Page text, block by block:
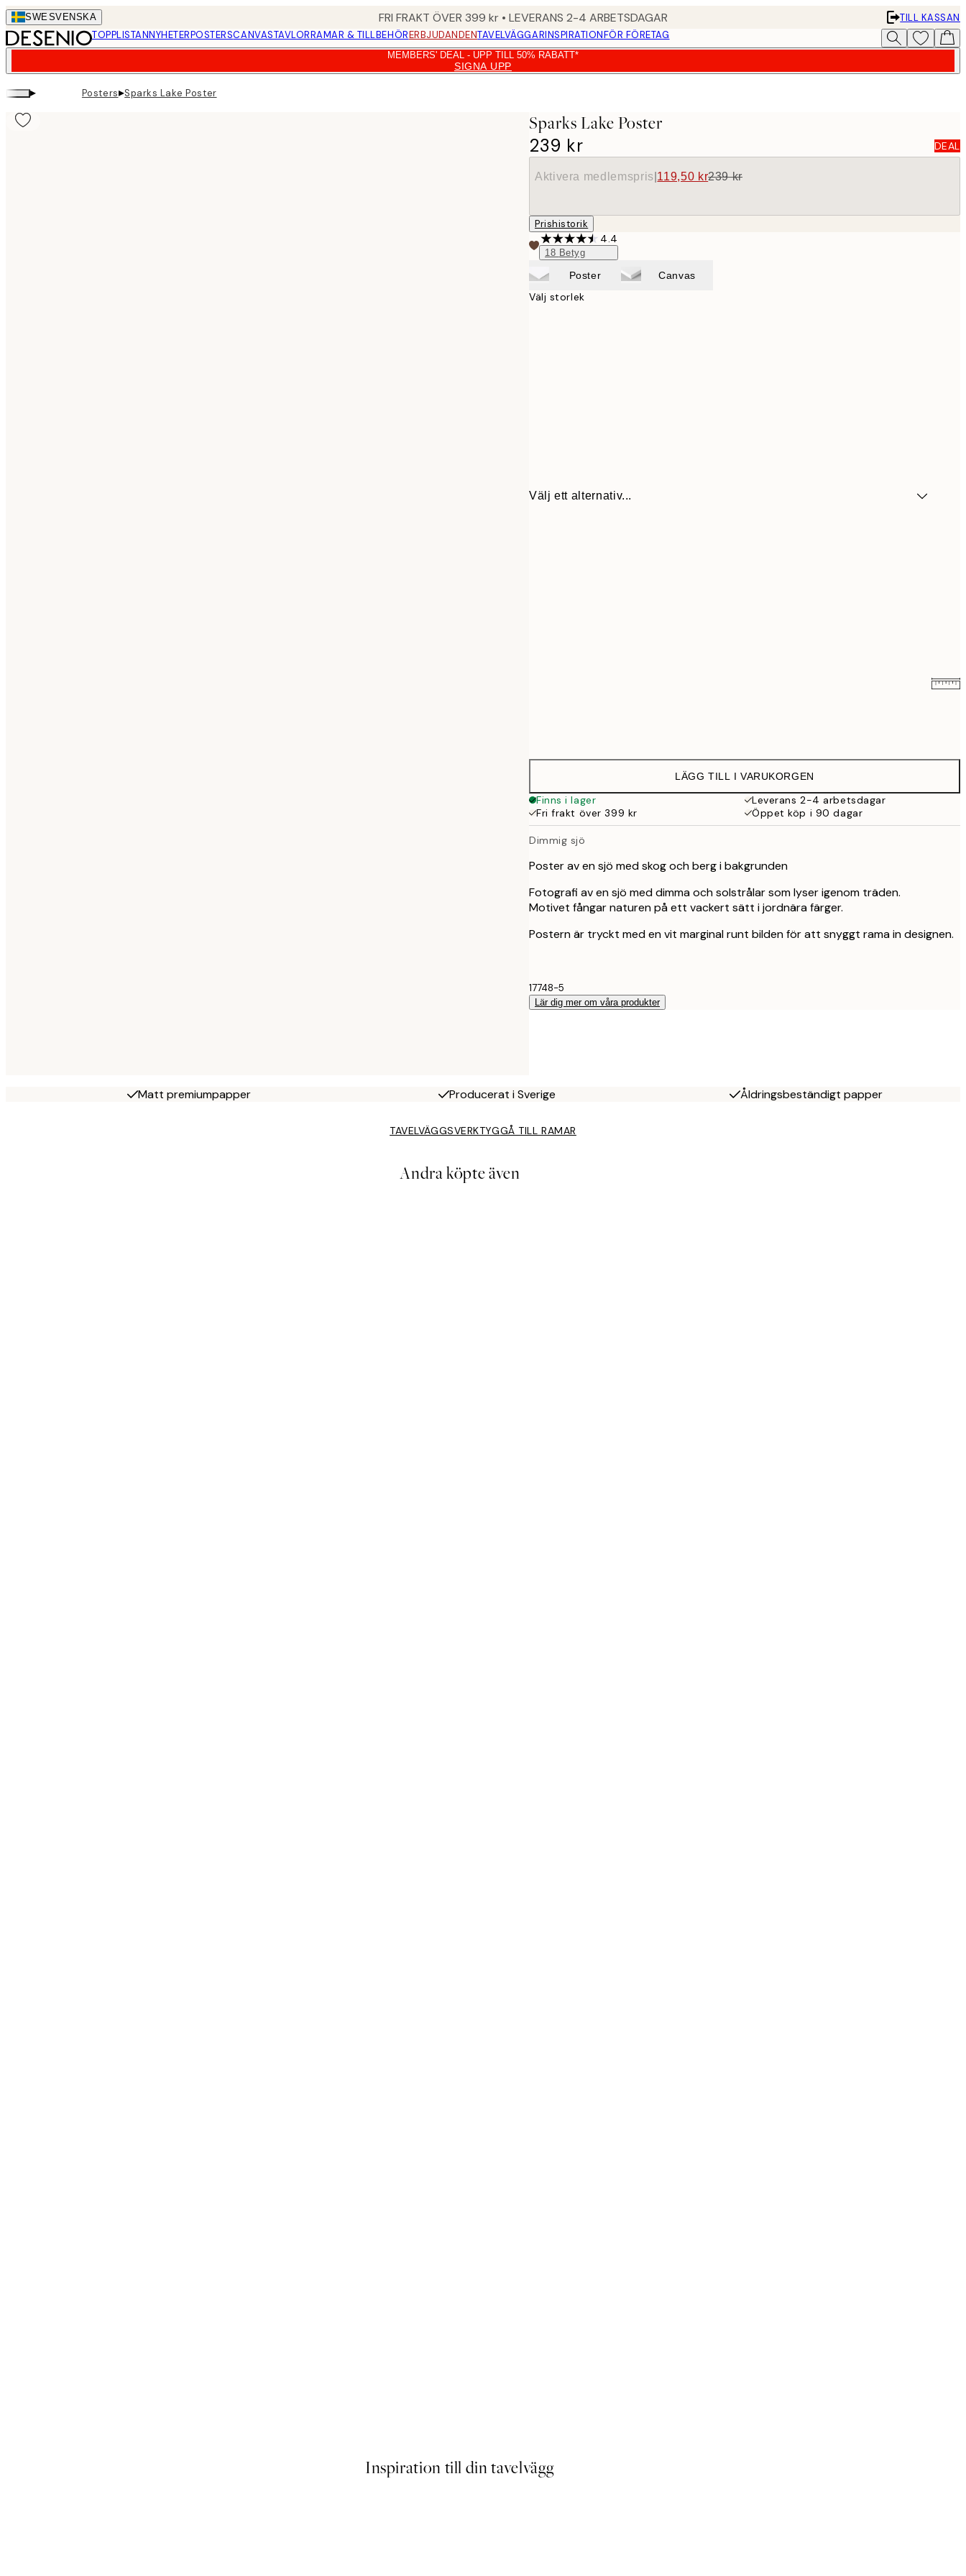
Skip
to
main
SWESVENSKA FRI FRAKT ÖVER 399 kr • LEVERANS 2-4 ARBETSDAGAR
TILL KASSAN
TOPPLISTANNYHETERPOSTERSCANVASTAVLORRAMAR & TILLBEHÖRERBJUDANDENTAVELVÄGGARINSPIRATIONFÖR FÖRETAG
MEMBERS' DEAL - UPP TILL 50% RABATT*
SIGNA UPP
▸ Posters▸Sparks Lake Poster
Sparks Lake Poster
239 kr
DEAL
Aktivera medlemspris 119,50 kr239 kr
Prishistorik
4.4
18 Betyg
Poster Canvas
Välj storlek
Välj ett alternativ...
LÄGG TILL I VARUKORGEN
Finns i lager
Leverans 2-4 arbetsdagar
Fri frakt över 399 kr
Öppet köp i 90 dagar
Dimmig sjö
Poster av en sjö med skog och berg i bakgrunden
Fotografi av en sjö med dimma och solstrålar som lyser igenom träden.
Motivet fångar naturen på ett vackert sätt i jordnära färger.
Postern är tryckt med en vit marginal runt bilden för att snyggt rama in designen.
17748-5
Lär dig mer om våra produkter
Matt premiumpapper Producerat i Sverige Åldringsbeständigt papper
TAVELVÄGGSVERKTYGGÅ TILL RAMAR
Andra köpte även
Inspiration till din tavelvägg